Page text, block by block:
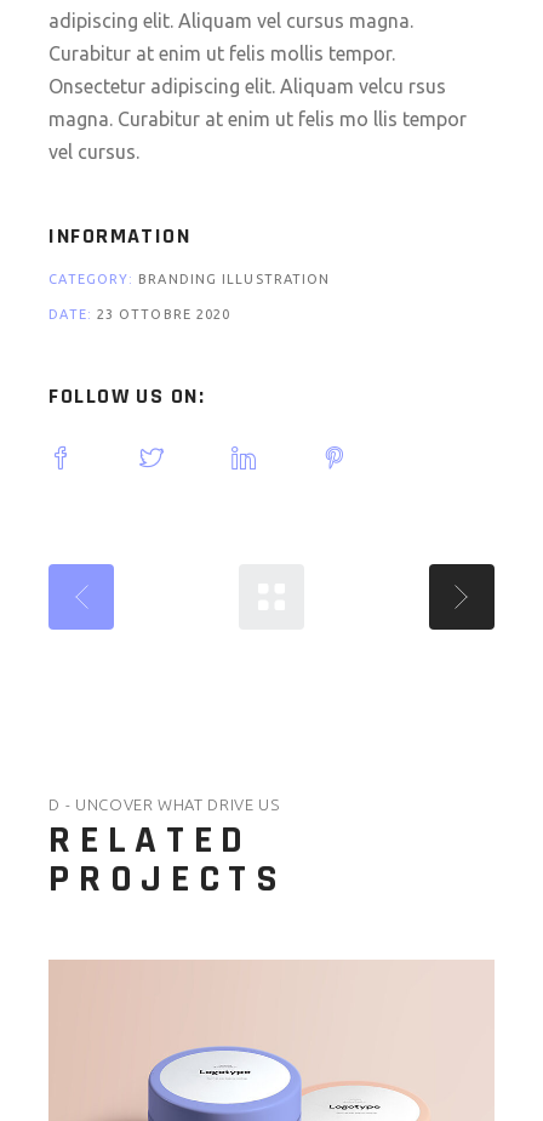
adipiscing elit. Aliquam vel cursus magna.
Curabitur at enim ut felis mollis tempor.
Onsectetur adipiscing elit. Aliquam velcu rsus
magna. Curabitur at enim ut felis mo llis tempor
vel cursus.
INFORMATION
CATEGORY: BRANDING ILLUSTRATION
DATE: 23 OTTOBRE 2020
FOLLOW US ON:
D - UNCOVER WHAT DRIVE US
RELATED
PROJECTS